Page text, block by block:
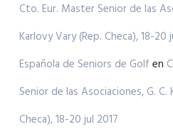
Cto. Eur. Master Senior de las
Karlovy Vary (Rep. Checa), 18-20
Española de Seniors de Golf en
Senior de las Asociaciones, G. C.
Checa), 18-20 jul 2017